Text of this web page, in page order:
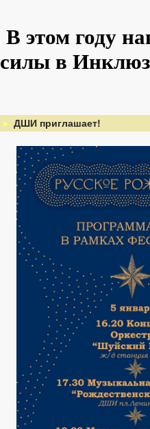
В этом году
силы в
► ДШИ приглашает!